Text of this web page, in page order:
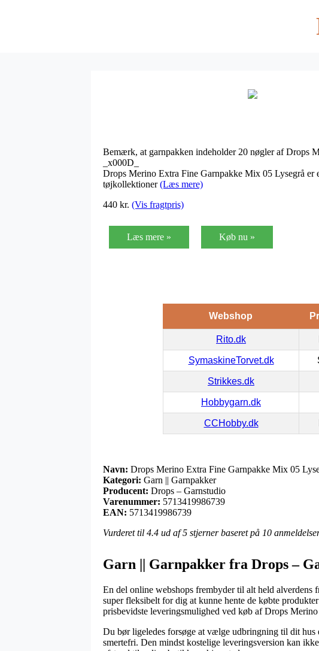
Bemærk, at garnpakken indeholder 20 nøgler af Drops
_x000D_
Drops Merino Extra Fine Garnpakke Mix 05 Lysegrå er
tøjkollektioner(Læs mere)
440 kr. (Vis fragtpris)
Læs mere » Køb nu »
Webshop
Rito.dk
SymaskineTorvet.dk
Strikkes.dk
Hobbygarn.dk
CCHobby.dk
Navn: Drops Merino Extra Fine Garnpakke Mix 05
Kategori: Garn || Garnpakker
Producent: Drops – Garnstudio
Varenummer: 5713419986739
EAN: 5713419986739
Vurderet til 4.4 ud af 5 stjerner baseret på 10
Garn || Garnpakker fra Drops –
En del online webshops frembyder til alt held alverdens
super fleksibelt for dig at kunne hente de købte
prisbevidste leveringsmulighed ved køb af Drops
Du bør ligeledes forsøge at vælge udbringning til dit hus
smertefri. Den mindst kostelige leveringsversion kan